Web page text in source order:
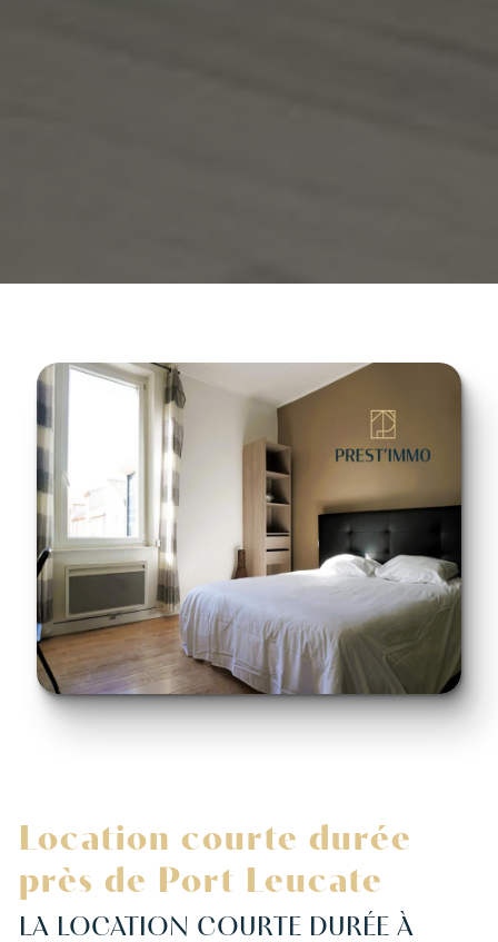
Location courte durée
près de Port Leucate
LA LOCATION COURTE DURÉE À